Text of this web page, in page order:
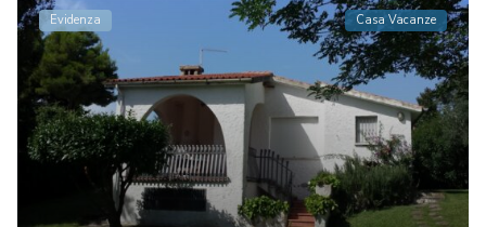
Evidenza Casa Vacanze